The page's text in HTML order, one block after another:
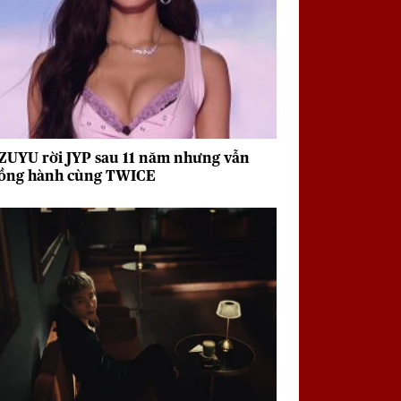
rời JYP sau 11 năm nhưng vẫn
hành cùng TWICE